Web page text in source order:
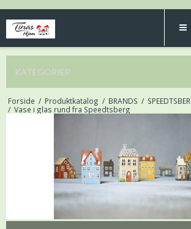
KATEGORIER
Forside / Produktkatalog / BRANDS /
/ Vase i glas rund fra Speedtsberg